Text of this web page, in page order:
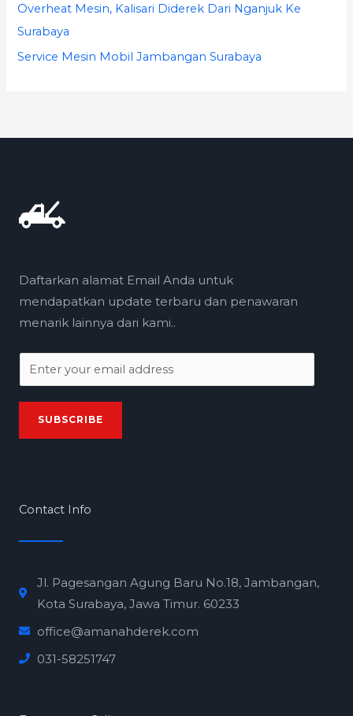
Overheat Mesin, Kalisari Diderek Dari Nganjuk Ke
Surabaya
Service Mesin Mobil Jambangan Surabaya
Daftarkan alamat Email Anda untuk
mendapatkan update terbaru dan penawaran
menarik lainnya dari kami..
m
a
SUBSCRIBE
Contact Info
Jl. Pagesangan Agung Baru No.18, Jambangan,
Kota Surabaya, Jawa Timur. 60233
office@amanahderek.com
031-58251747